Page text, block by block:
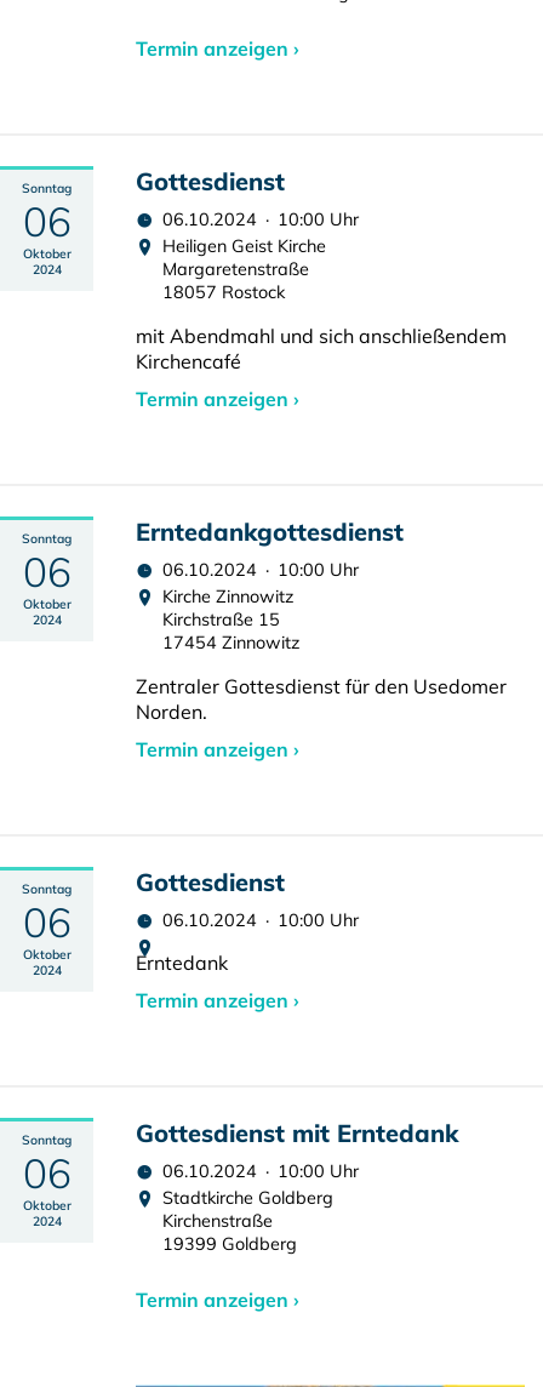
Termin anzeigen ›
Sonntag
06
Oktober
2024
Gottesdienst
06.10.2024 · 10:00 Uhr
Heiligen Geist Kirche
Margaretenstraße
18057 Rostock
mit Abendmahl und sich anschließendem
Kirchencafé
Termin anzeigen ›
Sonntag
06
Oktober
2024
Erntedankgottesdienst
06.10.2024 · 10:00 Uhr
Kirche Zinnowitz
Kirchstraße 15
17454 Zinnowitz
Zentraler Gottesdienst für den Usedomer
Norden.
Termin anzeigen ›
Sonntag
06
Oktober
2024
Gottesdienst
06.10.2024 · 10:00 Uhr
Erntedank
Termin anzeigen ›
Sonntag
06
Oktober
2024
Gottesdienst mit Erntedank
06.10.2024 · 10:00 Uhr
Stadtkirche Goldberg
Kirchenstraße
19399 Goldberg
Termin anzeigen ›